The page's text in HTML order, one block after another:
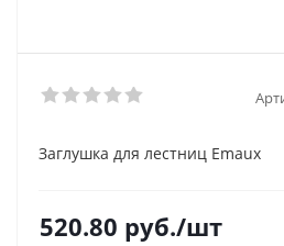
Заглушка для лестниц Emaux
520.80 руб./шт